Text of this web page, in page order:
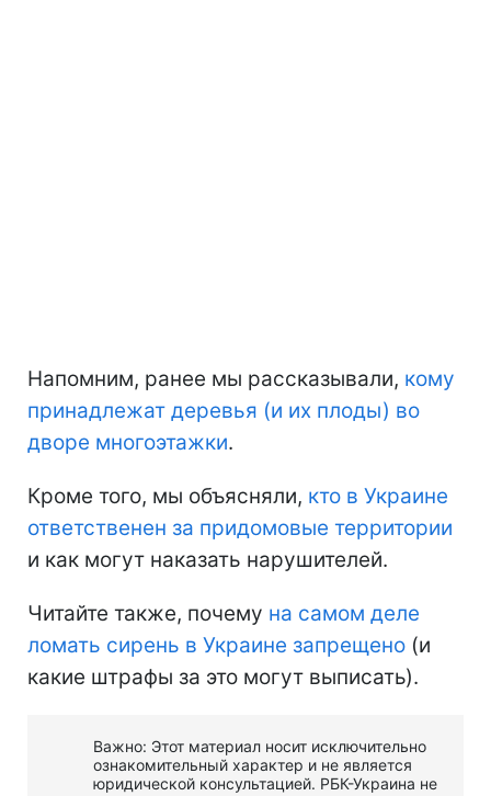
Напомним, ранее мы рассказывали, кому
принадлежат деревья (и их плоды) во
дворе многоэтажки.
Кроме того, мы объясняли, кто в Украине
ответственен за придомовые территории
и как могут наказать нарушителей.
Читайте также, почему на самом деле
ломать сирень в Украине запрещено (и
какие штрафы за это могут выписать).
Важно: Этот материал носит исключительно
ознакомительный характер и не является
юридической консультацией. РБК-Украина не